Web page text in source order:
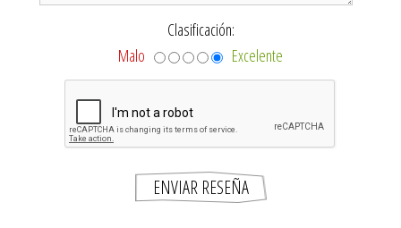
Clasificación:
Malo
Excelente